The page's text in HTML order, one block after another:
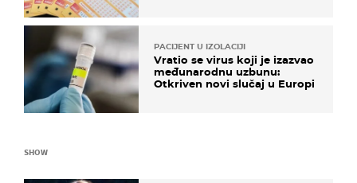
PACIJENT U IZOLACIJI
Vratio se virus koji je izazvao
međunarodnu uzbunu:
Otkriven novi slučaj u Europi
SHOW